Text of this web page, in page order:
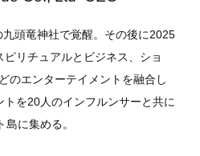
頭竜神社で覚醒。その後に2025
リチュアルとビジネス、ショ
のエンターテイメントを融合し
を20人のインフルンサーと共に
に集める。